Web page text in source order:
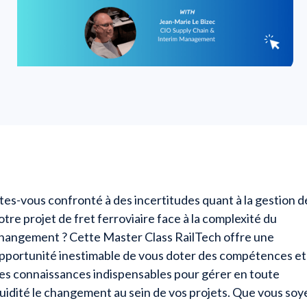
vous confronté à des incertitudes quant à la gestion
projet de fret ferroviaire face à la complexité du
? Cette Master Class RailTech offre une
inestimable de vous doter des compétences et
connaissances indispensables pour gérer en toute
le changement au sein de vos projets. Que vous